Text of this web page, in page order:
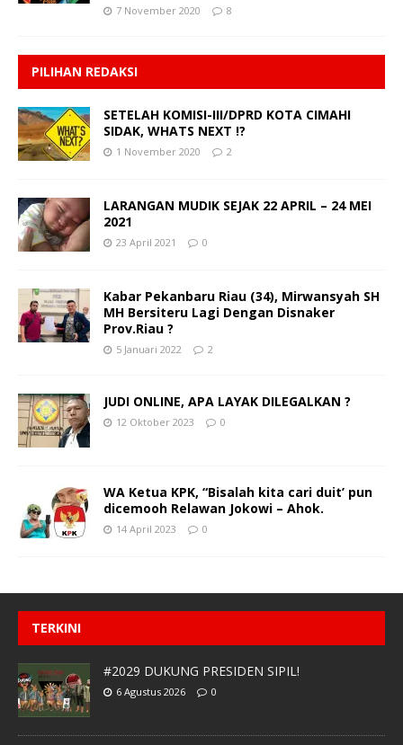
7 November 2020 8
PILIHAN REDAKSI
SETELAH KOMISI-III/DPRD KOTA CIMAHI
SIDAK, WHATS NEXT !?
1 November 2020 2
LARANGAN MUDIK SEJAK 22 APRIL – 24 MEI
2021
23 April 2021 0
Kabar Pekanbaru Riau (34), Mirwansyah SH
MH Bersiteru Lagi Dengan Disnaker
Prov.Riau ?
5 Januari 2022 2
JUDI ONLINE, APA LAYAK DILEGALKAN ?
12 Oktober 2023 0
WA Ketua KPK, “Bisalah kita cari duit’ pun
dicemooh Relawan Jokowi – Ahok.
14 April 2023 0
TERKINI
#2029 DUKUNG PRESIDEN SIPIL!
6 Agustus 2026 0